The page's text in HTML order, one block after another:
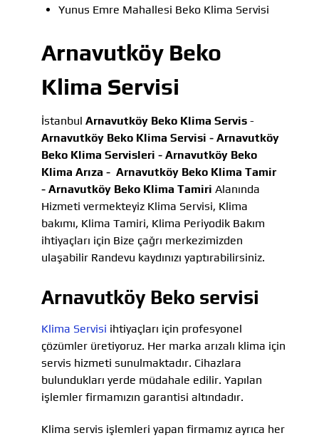
Yunus Emre Mahallesi Beko Klima Servisi
Arnavutköy Beko
Klima Servisi
İstanbul Arnavutköy Beko Klima Servis -
Arnavutköy Beko Klima Servisi - Arnavutköy
Beko Klima Servisleri - Arnavutköy Beko
Klima Arıza - Arnavutköy Beko Klima Tamir
- Arnavutköy Beko Klima Tamiri Alanında
Hizmeti vermekteyiz Klima Servisi, Klima
bakımı, Klima Tamiri, Klima Periyodik Bakım
ihtiyaçları için Bize çağrı merkezimizden
ulaşabilir Randevu kaydınızı yaptırabilirsiniz.
Arnavutköy Beko servisi
Klima Servisi ihtiyaçları için profesyonel
çözümler üretiyoruz. Her marka arızalı klima için
servis hizmeti sunulmaktadır. Cihazlara
bulundukları yerde müdahale edilir. Yapılan
işlemler firmamızın garantisi altındadır.
Klima servis işlemleri yapan firmamız ayrıca her